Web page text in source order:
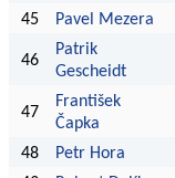
45
Pavel Mezera
46
Patrik
Gescheidt
47
František
Čapka
48 Petr Hora